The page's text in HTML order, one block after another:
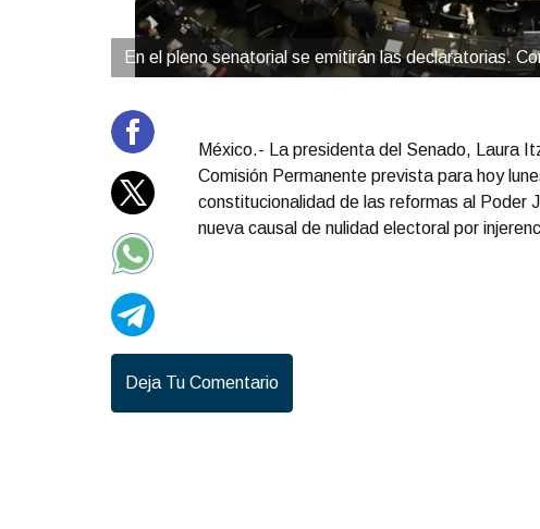
En el pleno senatorial se emitirán las declaratorias.
México.- La presidenta del Senado, Laura
Comisión Permanente prevista para hoy
constitucionalidad de las reformas al Poder
nueva causal de nulidad electoral por
Deja Tu Comentario